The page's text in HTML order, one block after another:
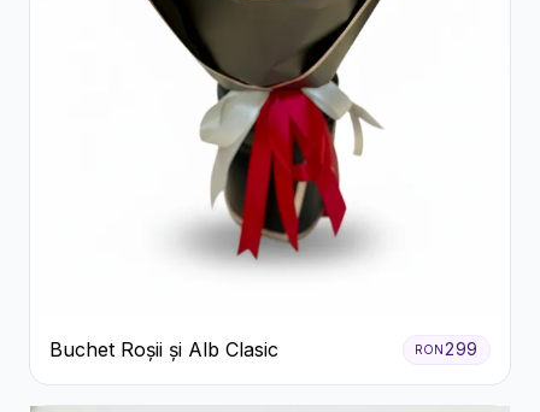
Buchet Roșii și Alb Clasic RON299